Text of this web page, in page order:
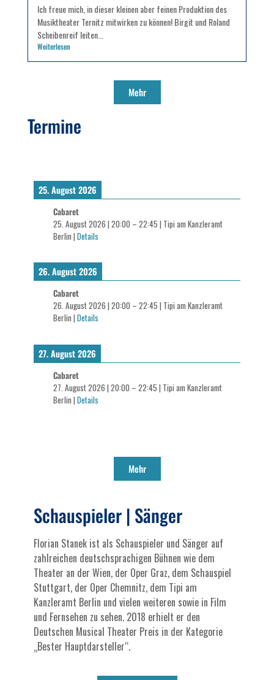
Ich freue mich, in dieser kleinen aber feinen Produktion des
Musiktheater Ternitz mitwirken zu können! Birgit und Roland
Scheibenreif leiten...
Weiterlesen
Mehr
Termine
25. August 2026
Cabaret
25. August 2026 | 20:00 – 22:45 | Tipi am Kanzleramt
Berlin | Details
26. August 2026
Cabaret
26. August 2026 | 20:00 – 22:45 | Tipi am Kanzleramt
Berlin | Details
27. August 2026
Cabaret
27. August 2026 | 20:00 – 22:45 | Tipi am Kanzleramt
Berlin | Details
Mehr
Schauspieler | Sänger
Florian Stanek ist als Schauspieler und Sänger auf
zahlreichen deutschsprachigen Bühnen wie dem
Theater an der Wien, der Oper Graz, dem Schauspiel
Stuttgart, der Oper Chemnitz, dem Tipi am
Kanzleramt Berlin und vielen weiteren sowie in Film
und Fernsehen zu sehen. 2018 erhielt er den
Deutschen Musical Theater Preis in der Kategorie
„Bester Hauptdarsteller“.